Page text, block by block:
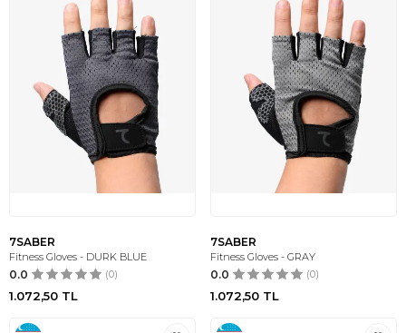
7SABER
Fitness Gloves - DURK BLUE
0.0 (0)
1.072,50 TL
7SABER
Fitness Gloves - GRAY
0.0 (0)
1.072,50 TL